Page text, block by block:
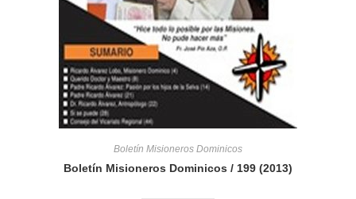
Boletín Misioneros Dominicos
Boletín Misioneros Dominicos / 199 (2013)